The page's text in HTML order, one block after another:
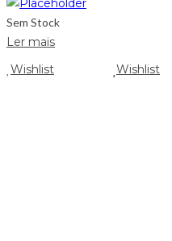
Sem Stock
Ler mais
Wishlist
Wishlist